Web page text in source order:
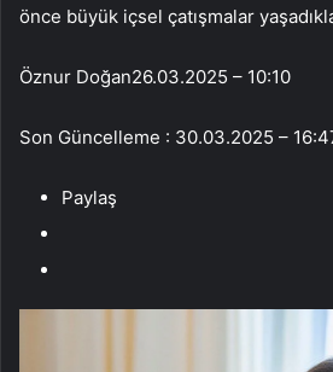
önce büyük içsel çatışmalar
Öznur Doğan26.03.2025 – 10:10
Son Güncelleme : 30.03.2025 –
Paylaş